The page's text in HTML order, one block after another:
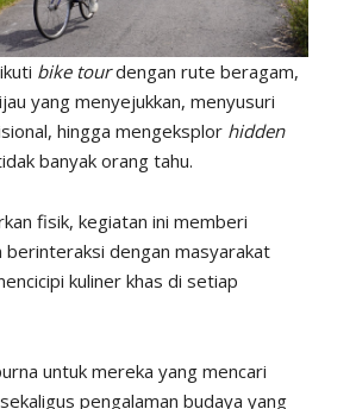
bike tourdengan rute beragam,
yang menyejukkan, menyusuri
hingga mengeksplor hidden
banyak orang tahu.
fisik, kegiatan ini memberi
dengan masyarakat
kuliner khas di setiap
untuk mereka yang mencari
pengalaman budaya yang